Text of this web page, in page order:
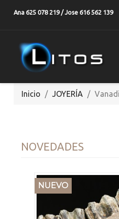
Ana 625 078 219 / Jose 616 562 139
Inicio JOYERÍA
NOVEDADES
NUEVO